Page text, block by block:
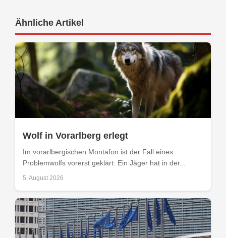
Ähnliche Artikel
Wolf in Vorarlberg erlegt
Im vorarlbergischen Montafon ist der Fall eines
Problemwolfs vorerst geklärt: Ein Jäger hat in der...
5. August 2026